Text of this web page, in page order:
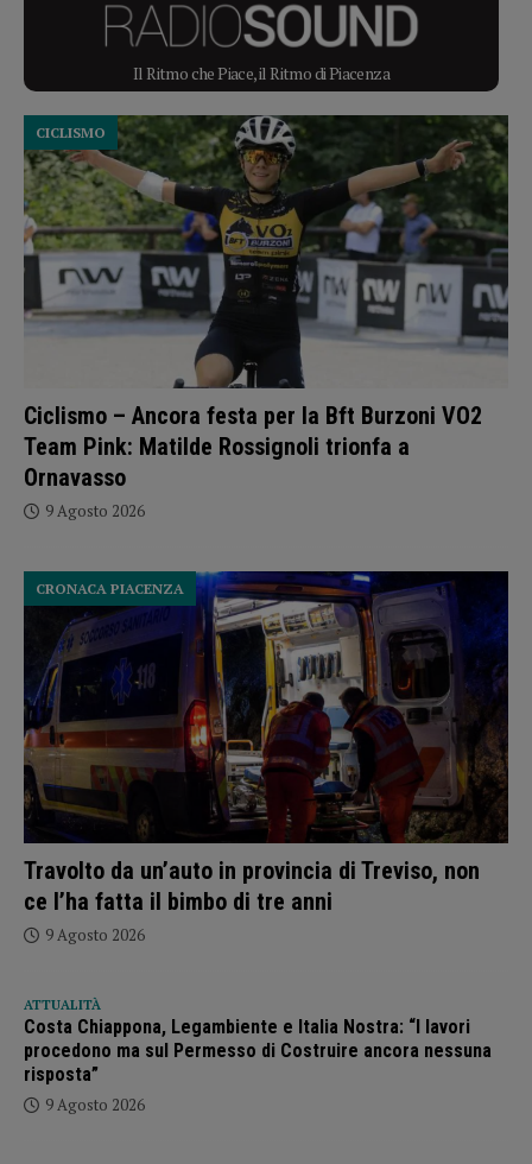
Il Ritmo che Piace, il Ritmo di Piacenza
Ciclismo – Ancora festa per la Bft Burzoni VO2
Team Pink: Matilde Rossignoli trionfa a
Ornavasso
CICLISMO
9 Agosto 2026
Travolto da un’auto in provincia di Treviso, non
ce l’ha fatta il bimbo di tre anni
CRONACA PIACENZA
9 Agosto 2026
ATTUALITÀ
Costa Chiappona, Legambiente e Italia Nostra: “I lavori
procedono ma sul Permesso di Costruire ancora nessuna
risposta”
9 Agosto 2026